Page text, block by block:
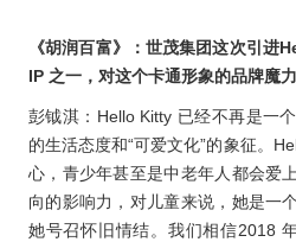
《胡润百富》：世茂集团这次引
IP 之一，对这个卡通形象的品牌魔
彭钺淇：Hello Kitty 已经不再是一
的生活态度和“可爱文化”的象征。
心，青少年甚至是中老年人都会爱
向的影响力，对儿童来说，她是一
她号召怀旧情结。我们相信2018